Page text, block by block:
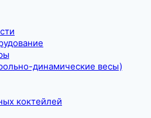
динамические весы)
коктейлей